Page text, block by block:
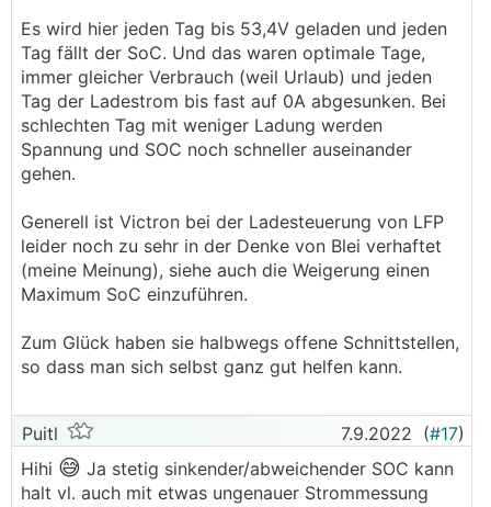
Es wird hier jeden Tag bis 53,4V geladen und jeden
Tag fällt der SoC. Und das waren optimale Tage,
immer gleicher Verbrauch (weil Urlaub) und jeden
Tag der Ladestrom bis fast auf 0A abgesunken. Bei
schlechten Tag mit weniger Ladung werden
Spannung und SOC noch schneller auseinander
gehen.
Generell ist Victron bei der Ladesteuerung von LFP
leider noch zu sehr in der Denke von Blei verhaftet
(meine Meinung), siehe auch die Weigerung einen
Maximum SoC einzuführen.
Zum Glück haben sie halbwegs offene Schnittstellen,
so dass man sich selbst ganz gut helfen kann.
Puitl 7.9.2022 (#17)
Hihi 😅 Ja stetig sinkender/abweichender SOC kann
halt vl. auch mit etwas ungenauer Strommessung